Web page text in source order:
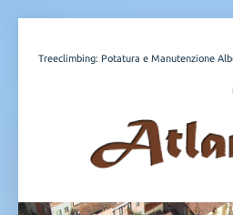
Treeclimbing: Potatura e Manutenzione